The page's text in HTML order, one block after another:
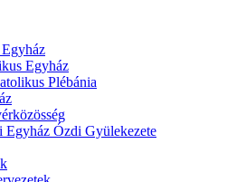
Egyház
Plébánia
Egyház Ózdi Gyülekezete